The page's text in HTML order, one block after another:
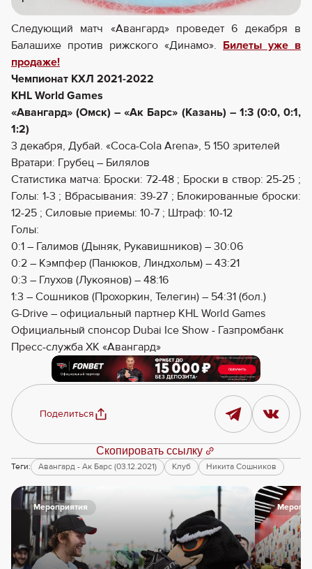
Следующий матч «Авангард» проведет 6 декабря в
Балашихе против рижского «Динамо». Билеты уже в
продаже!
Чемпионат КХЛ 2021-2022
KHL World Games
«Авангард» (Омск) – «Ак Барс» (Казань) – 1:3 (0:0, 0:1,
1:2)
3 декабря, Дубай. «Coca-Cola Arena», 5 150 зрителей
Вратари: Грубец – Билялов
Статистика матча: Броски: 72-48 ; Броски в створ: 25-25 ;
Голы: 1-3 ; Вбрасывания: 39-27 ; Блокированные броски:
12-25 ; Силовые приемы: 10-7 ; Штраф: 10-12
Голы:
0:1 – Галимов (Дыняк, Рукавишников) – 30:06
0:2 – Кэмпфер (Панюков, Линдхольм) – 43:21
0:3 – Глухов (Лукоянов) – 48:16
1:3 – Сошников (Прохоркин, Телегин) – 54:31 (бол.)
G-Drive – официальный партнер KHL World Games
Официальный спонсор Dubai Ice Show - Газпромбанк
Пресс-служба ХК «Авангард»
Поделиться
Скопировать ссылку
Теги: Авангард - Ак Барс (03.12.2021) Клуб Никита Сошников
Мероприятия